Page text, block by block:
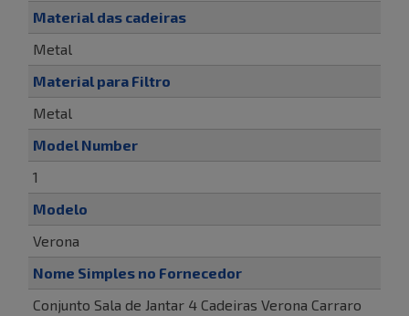
Material das cadeiras
Metal
Material para Filtro
Metal
Model Number
1
Modelo
Verona
Nome Simples no Fornecedor
Conjunto Sala de Jantar 4 Cadeiras Verona Carraro